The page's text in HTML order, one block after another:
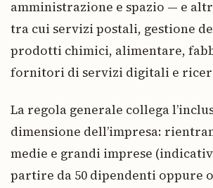
amministrazione e spazio — e
tra cui servizi postali, gestione
prodotti chimici, alimentare,
fornitori di servizi digitali e
La regola generale collega
dimensione dell’impresa:
medie e grandi imprese
partire da 50 dipendenti oppure